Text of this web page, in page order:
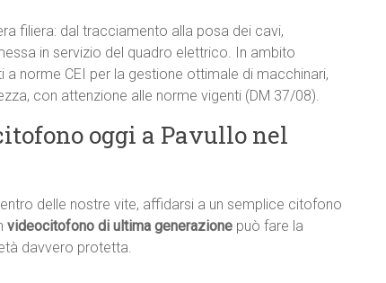
filiera: dal tracciamento alla posa dei cavi,
in servizio del quadro elettrico. In ambito
norme CEI per la gestione ottimale di macchinari,
con attenzione alle norme vigenti (DM 37/08).
oggi a Pavullo nel
delle nostre vite, affidarsi a un semplice citofono
videocitofono di ultima generazione può fare la
davvero protetta.